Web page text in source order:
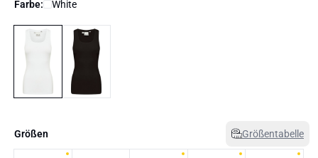
Farbe: White
Größen Größentabelle